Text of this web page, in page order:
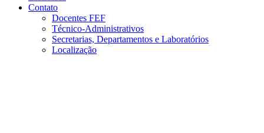
Contato
Docentes FEF
Técnico-Administrativos
Secretarias, Departamentos e Laboratórios
Localização